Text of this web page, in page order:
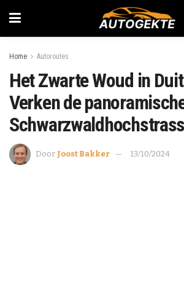
Home Autoroutes
Het Zwarte Woud in
Verken de
Door Joost Bakker 13/10/2024